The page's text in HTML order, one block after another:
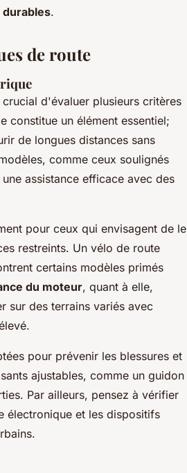
.
de route
crucial d'évaluer plusieurs critères
constitue un élément essentiel;
de longues distances sans
comme ceux soulignés
assistance efficace avec des
pour ceux qui envisagent de le
restreints. Un vélo de route
certains modèles primés
du moteur, quant à elle,
sur des terrains variés avec
pour prévenir les blessures et
ajustables, comme un guidon
Par ailleurs, pensez à vérifier
électronique et les dispositifs